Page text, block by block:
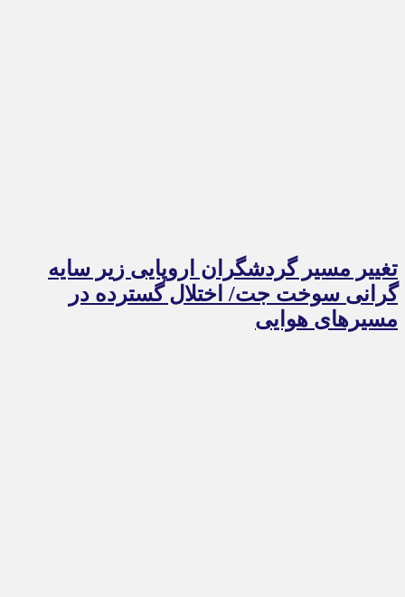
تغییر مسیر گردشگران اروپایی زیر سایه
گرانی سوخت جت/ اختلال گسترده در
مسیرهای هوایی